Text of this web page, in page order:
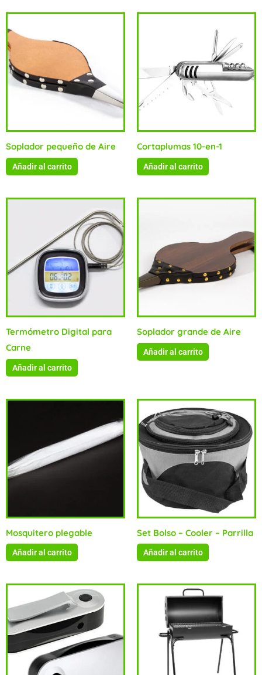
Soplador pequeño de Aire
Añadir al carrito
Cortaplumas 10-en-1
Añadir al carrito
Termómetro Digital para
Carne
Añadir al carrito
Soplador grande de Aire
Añadir al carrito
Mosquitero plegable
Añadir al carrito
Set Bolso – Cooler – Parrilla
Añadir al carrito